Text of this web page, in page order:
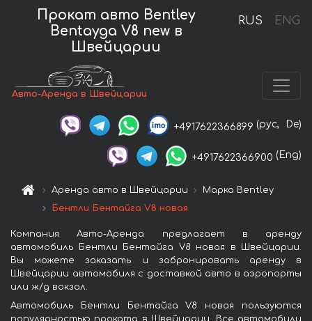
RUS ENG
Прокат авто Bentley
Bentayga V8 new в
Швейцарии
Авто-Аренда в Швейцарии
+4917622366899 (рус, De)
+4917622366900 (Eng)
Аренда авто в Швейцарии
Марка Bentley
Бентли Бентайга V8 новая
Компания Авто-Аренда предлагает в аренду
автомобиль Бентли Бентайга V8 новая в Швейцарии.
Вы можете заказать и забронировать аренду в
Швейцарии автомобиля с доставкой авто в аэропорты
или ж/д вокзал.
Автомобиль Бентли Бентайга V8 новая пользуются
популярностью проката в Швейцарии. Все автомобили